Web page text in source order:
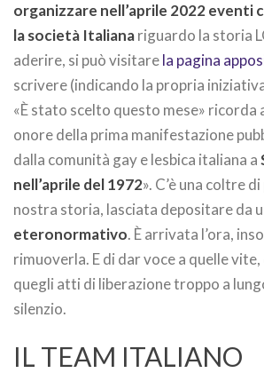
organizzare nell’aprile 2022 eventi
la società Italianariguardo la storia
aderire, si può visitarela pagina
scrivere (indicando la propria
«È stato scelto questo mese» ricorda
onore della prima manifestazione
dalla comunità gay e lesbica italiana a
nell’aprile del 1972». C’è una coltre
nostra storia, lasciata depositare da
eteronormativo. È arrivata l’ora,
rimuoverla. E di dar voce a quelle
quegli atti di liberazione troppo a
silenzio.
IL TEAM ITALIANO